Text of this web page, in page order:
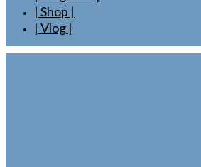
| Shop |
| Vlog |